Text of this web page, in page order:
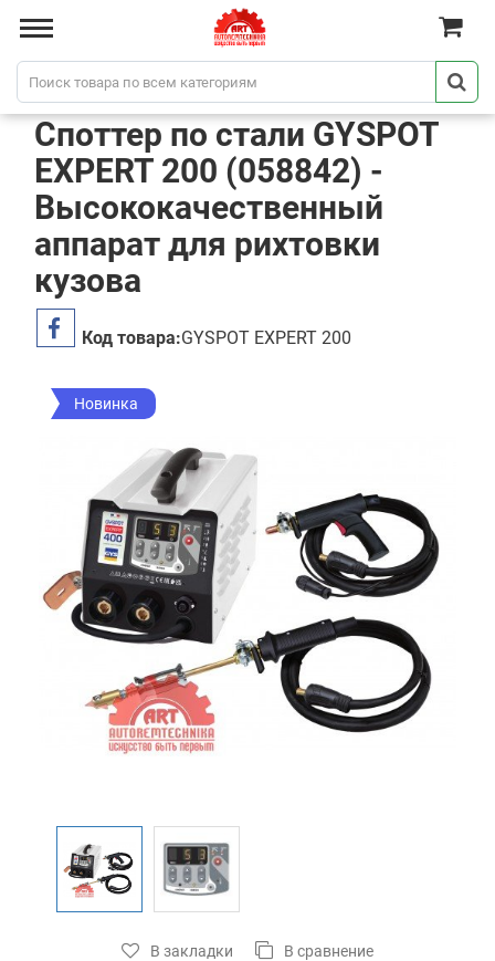
Споттер по стали GYSPOT
EXPERT 200 (058842) -
Высококачественный
аппарат для рихтовки
кузова
Код товара:GYSPOT EXPERT 200
Новинка
В закладки В сравнение